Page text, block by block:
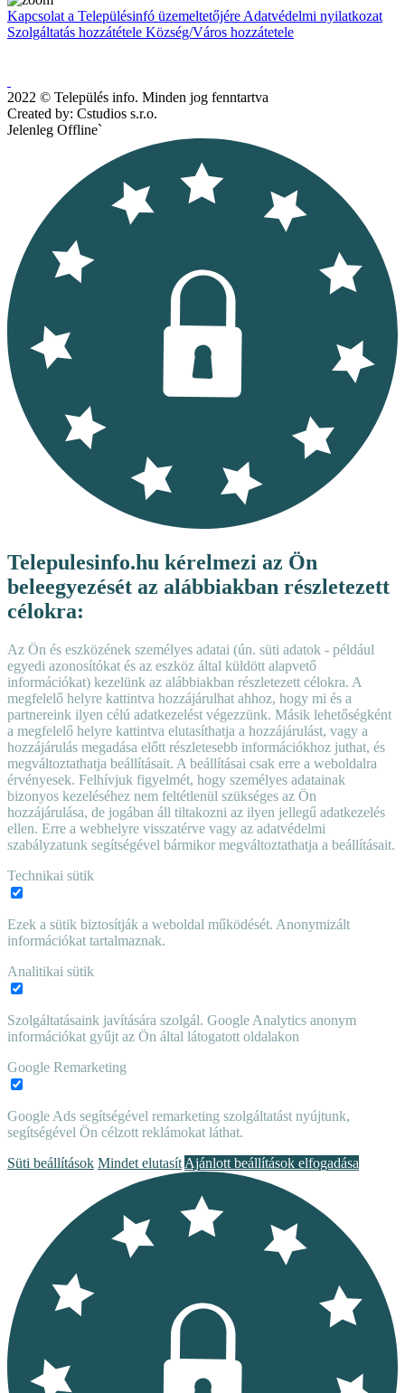
Kapcsolat a Településinfó üzemeltetőjére Adatvédelmi nyilatkozat
Szolgáltatás hozzátétele Község/Város hozzátetele
2022 © Település info. Minden jog fenntartva
Created by: Cstudios s.r.o.
Jelenleg Offline`
Telepulesinfo.hu kérelmezi az Ön
beleegyezését az alábbiakban részletezett
célokra:
Az Ön és eszközének személyes adatai (ún. süti adatok - például
egyedi azonosítókat és az eszköz által küldött alapvető
információkat) kezelünk az alábbiakban részletezett célokra. A
megfelelő helyre kattintva hozzájárulhat ahhoz, hogy mi és a
partnereink ilyen célú adatkezelést végezzünk. Másik lehetőségként
a megfelelő helyre kattintva elutasíthatja a hozzájárulást, vagy a
hozzájárulás megadása előtt részletesebb információkhoz juthat, és
megváltoztathatja beállításait. A beállításai csak erre a weboldalra
érvényesek. Felhívjuk figyelmét, hogy személyes adatainak
bizonyos kezeléséhez nem feltétlenül szükséges az Ön
hozzájárulása, de jogában áll tiltakozni az ilyen jellegű adatkezelés
ellen. Erre a webhelyre visszatérve vagy az adatvédelmi
szabályzatunk segítségével bármikor megváltoztathatja a beállításait.
Technikai sütik
Ezek a sütik biztosítják a weboldal működését. Anonymizált
információkat tartalmaznak.
Analitikai sütik
Szolgáltatásaink javítására szolgál. Google Analytics anonym
információkat gyűjt az Ön által látogatott oldalakon
Google Remarketing
Google Ads segítségével remarketing szolgáltatást nyújtunk,
segítségével Ön célzott reklámokat láthat.
Süti beállítások Mindet elutasít Ajánlott beállítások elfogadása